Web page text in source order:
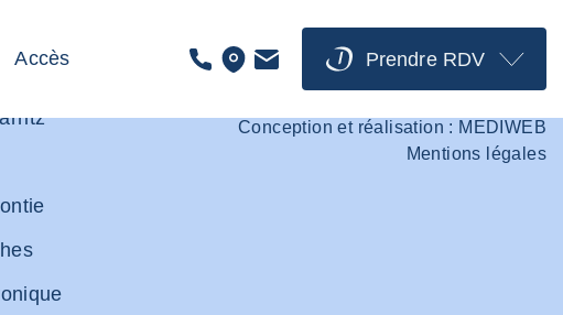
Accès Prendre RDV
Dr Hugues Le Gac © 2026 Tous droits
Conception et réalisation : MEDIWEB
Mentions légales